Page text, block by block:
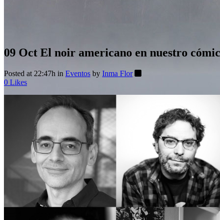
09 Oct El noir americano en nuestro cómic
Posted at 22:47h in Eventos by Inma Flor
0 Likes